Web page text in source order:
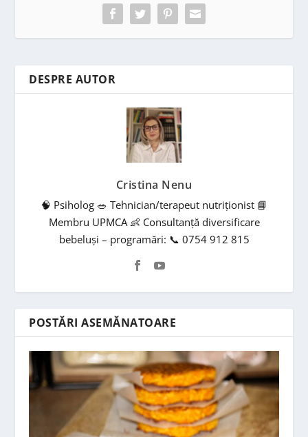
DESPRE AUTOR
Cristina Nenu
🧠 Psiholog 🥗 Tehnician/terapeut nutriționist 📘
Membru UPMCA 👶 Consultanță diversificare
bebeluși – programări: 📞 0754 912 815
POSTĂRI ASEMĂNATOARE